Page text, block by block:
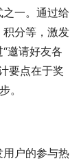
一。通过给
分等，激发
邀请好友各
要点在于奖
。
户的参与热